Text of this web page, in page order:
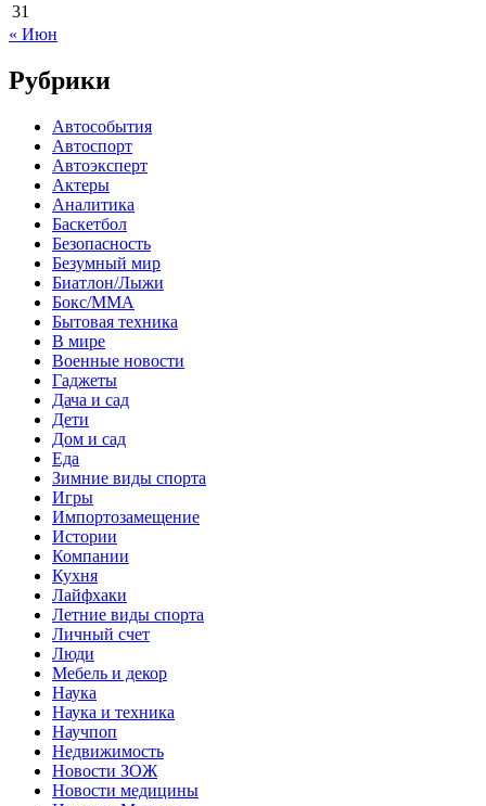
31
« Июн
Рубрики
Автособытия
Автоспорт
Автоэксперт
Актеры
Аналитика
Баскетбол
Безопасность
Безумный мир
Биатлон/Лыжи
Бокс/MMA
Бытовая техника
В мире
Военные новости
Гаджеты
Дача и сад
Дети
Дом и сад
Еда
Зимние виды спорта
Игры
Импортозамещение
Истории
Компании
Кухня
Лайфхаки
Летние виды спорта
Личный счет
Люди
Мебель и декор
Наука
Наука и техника
Научпоп
Недвижимость
Новости ЗОЖ
Новости медицины